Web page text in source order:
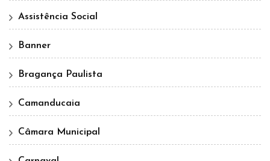
Assistência Social
Banner
Bragança Paulista
Camanducaia
Câmara Municipal